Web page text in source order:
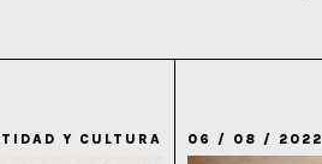
Y CULTURA 06 / 08 / 2022